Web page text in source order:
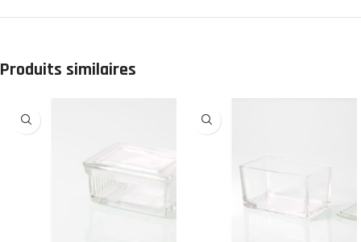
Produits similaires